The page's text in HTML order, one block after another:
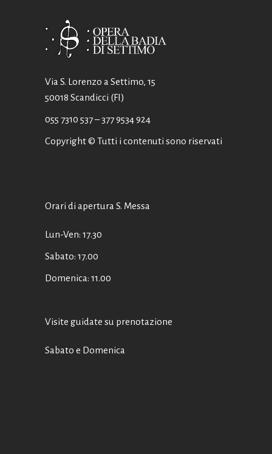
Via S. Lorenzo a Settimo, 15
50018 Scandicci (FI)
055 7310 537– 377 9534 924
Copyright © Tutti i contenuti sono riservati
Orari di apertura S. Messa
Lun-Ven: 17.30
Sabato: 17.00
Domenica: 11.00
Visite guidate su prenotazione
Sabato e Domenica